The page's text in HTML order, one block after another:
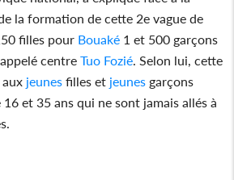
la formation de cette 2e vague de
filles pour Bouaké 1 et 500 garçons
centre Tuo Fozié. Selon lui, cette
jeunes filles et jeunes garçons
16 et 35 ans qui ne sont jamais allés à